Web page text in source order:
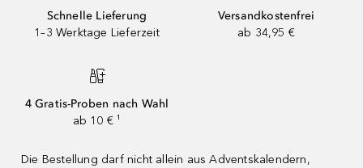
Schnelle Lieferung
1–3 Werktage Lieferzeit
Versandkostenfrei
ab 34,95 €
4 Gratis-Proben nach Wahl
ab 10 € ¹
Die Bestellung darf nicht allein aus Adventskalendern,